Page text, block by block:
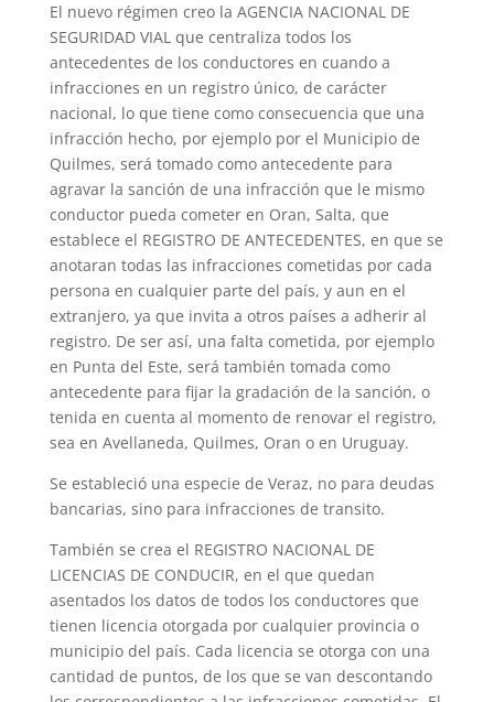
El nuevo régimen creo la AGENCIA NACIONAL DE
SEGURIDAD VIAL que centraliza todos los
antecedentes de los conductores en cuando a
infracciones en un registro único, de carácter
nacional, lo que tiene como consecuencia que una
infracción hecho, por ejemplo por el Municipio de
Quilmes, será tomado como antecedente para
agravar la sanción de una infracción que le mismo
conductor pueda cometer en Oran, Salta, que
establece el REGISTRO DE ANTECEDENTES, en que se
anotaran todas las infracciones cometidas por cada
persona en cualquier parte del país, y aun en el
extranjero, ya que invita a otros países a adherir al
registro. De ser así, una falta cometida, por ejemplo
en Punta del Este, será también tomada como
antecedente para fijar la gradación de la sanción, o
tenida en cuenta al momento de renovar el registro,
sea en Avellaneda, Quilmes, Oran o en Uruguay.
Se estableció una especie de Veraz, no para deudas
bancarias, sino para infracciones de transito.
También se crea el REGISTRO NACIONAL DE
LICENCIAS DE CONDUCIR, en el que quedan
asentados los datos de todos los conductores que
tienen licencia otorgada por cualquier provincia o
municipio del país. Cada licencia se otorga con una
cantidad de puntos, de los que se van descontando